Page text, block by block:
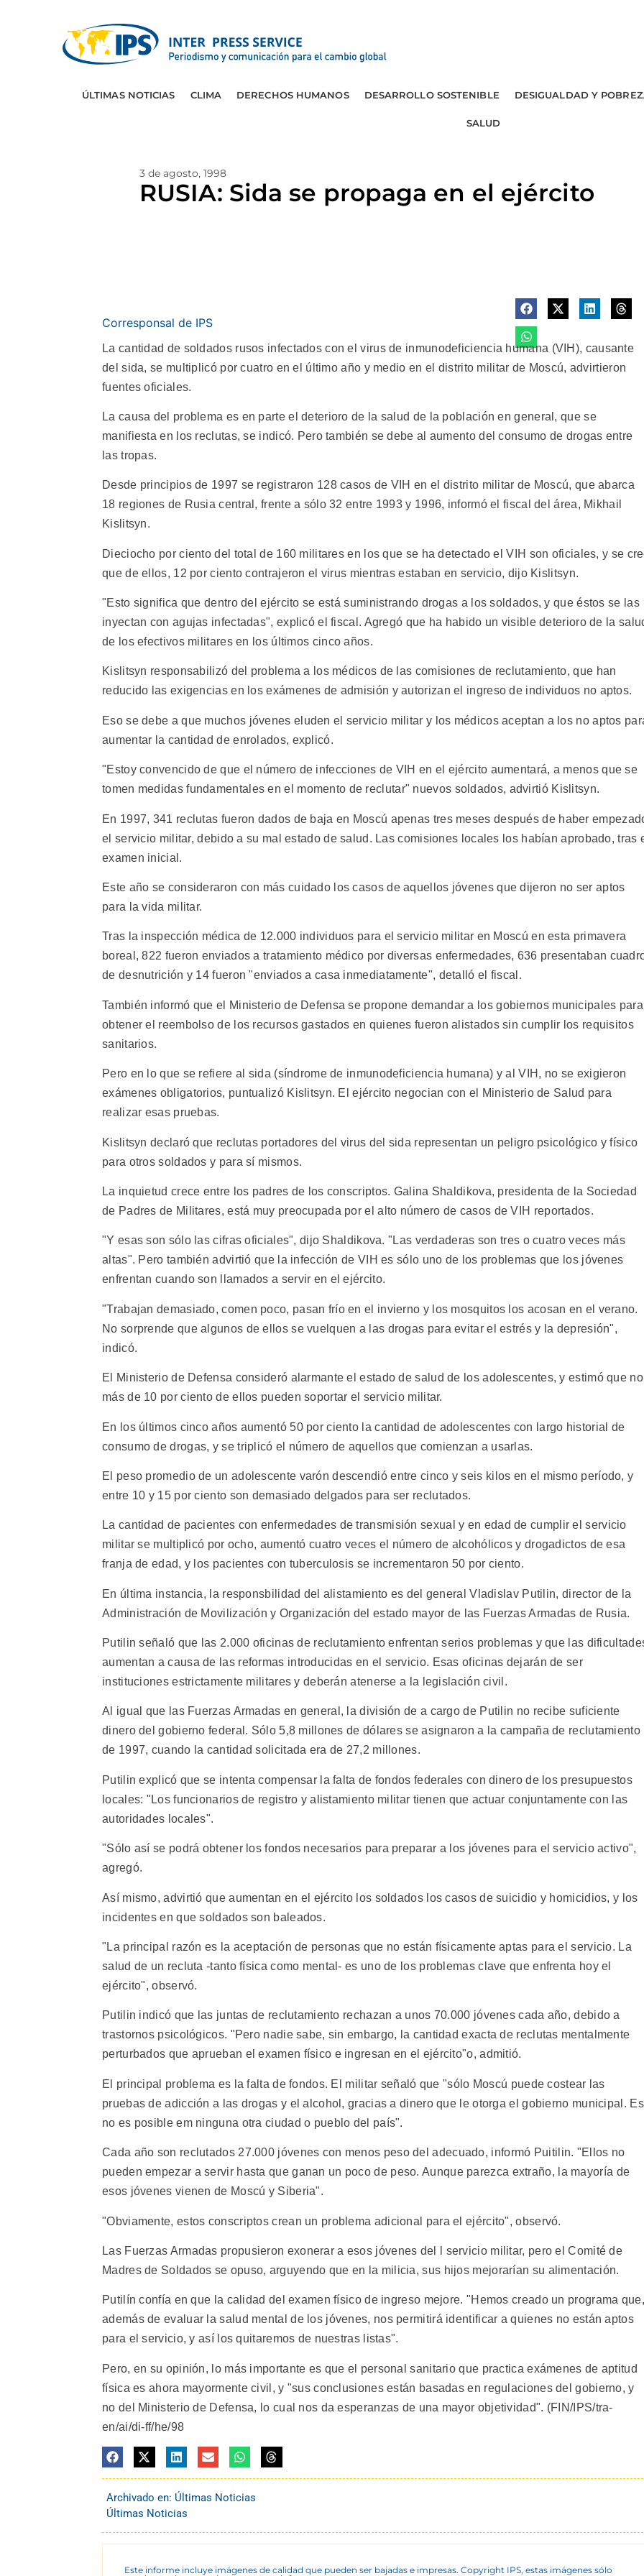
ÚLTIMAS NOTICIAS CLIMA DERECHOS HUMANOS DESARROLLO SOSTENIBLE DESIGUALDAD Y
SALUD
3 de agosto, 1998
RUSIA: Sida se propaga en el ejército
Corresponsal de IPS
La cantidad de soldados rusos infectados con el virus de inmunodeficiencia humana (VIH), causante
del sida, se multiplicó por cuatro en el último año y medio en el distrito militar de Moscú, advirtieron
fuentes oficiales.
La causa del problema es en parte el deterioro de la salud de la población en general, que se
manifiesta en los reclutas, se indicó. Pero también se debe al aumento del consumo de drogas entre
las tropas.
Desde principios de 1997 se registraron 128 casos de VIH en el distrito militar de Moscú, que abarca
18 regiones de Rusia central, frente a sólo 32 entre 1993 y 1996, informó el fiscal del área, Mikhail
Kislitsyn.
Dieciocho por ciento del total de 160 militares en los que se ha detectado el VIH son oficiales, y se
que de ellos, 12 por ciento contrajeron el virus mientras estaban en servicio, dijo Kislitsyn.
"Esto significa que dentro del ejército se está suministrando drogas a los soldados, y que éstos se las
inyectan con agujas infectadas", explicó el fiscal. Agregó que ha habido un visible deterioro de la
de los efectivos militares en los últimos cinco años.
Kislitsyn responsabilizó del problema a los médicos de las comisiones de reclutamiento, que han
reducido las exigencias en los exámenes de admisión y autorizan el ingreso de individuos no aptos.
Eso se debe a que muchos jóvenes eluden el servicio militar y los médicos aceptan a los no aptos
aumentar la cantidad de enrolados, explicó.
"Estoy convencido de que el número de infecciones de VIH en el ejército aumentará, a menos que se
tomen medidas fundamentales en el momento de reclutar" nuevos soldados, advirtió Kislitsyn.
En 1997, 341 reclutas fueron dados de baja en Moscú apenas tres meses después de haber
el servicio militar, debido a su mal estado de salud. Las comisiones locales los habían aprobado, tras
examen inicial.
Este año se consideraron con más cuidado los casos de aquellos jóvenes que dijeron no ser aptos
para la vida militar.
Tras la inspección médica de 12.000 individuos para el servicio militar en Moscú en esta primavera
boreal, 822 fueron enviados a tratamiento médico por diversas enfermedades, 636 presentaban
de desnutrición y 14 fueron "enviados a casa inmediatamente", detalló el fiscal.
También informó que el Ministerio de Defensa se propone demandar a los gobiernos municipales para
obtener el reembolso de los recursos gastados en quienes fueron alistados sin cumplir los requisitos
sanitarios.
Pero en lo que se refiere al sida (síndrome de inmunodeficiencia humana) y al VIH, no se exigieron
exámenes obligatorios, puntualizó Kislitsyn. El ejército negocian con el Ministerio de Salud para
realizar esas pruebas.
Kislitsyn declaró que reclutas portadores del virus del sida representan un peligro psicológico y físico
para otros soldados y para sí mismos.
La inquietud crece entre los padres de los conscriptos. Galina Shaldikova, presidenta de la Sociedad
de Padres de Militares, está muy preocupada por el alto número de casos de VIH reportados.
"Y esas son sólo las cifras oficiales", dijo Shaldikova. "Las verdaderas son tres o cuatro veces más
altas". Pero también advirtió que la infección de VIH es sólo uno de los problemas que los jóvenes
enfrentan cuando son llamados a servir en el ejército.
"Trabajan demasiado, comen poco, pasan frío en el invierno y los mosquitos los acosan en el verano.
No sorprende que algunos de ellos se vuelquen a las drogas para evitar el estrés y la depresión",
indicó.
El Ministerio de Defensa consideró alarmante el estado de salud de los adolescentes, y estimó que no
más de 10 por ciento de ellos pueden soportar el servicio militar.
En los últimos cinco años aumentó 50 por ciento la cantidad de adolescentes con largo historial de
consumo de drogas, y se triplicó el número de aquellos que comienzan a usarlas.
El peso promedio de un adolescente varón descendió entre cinco y seis kilos en el mismo período, y
entre 10 y 15 por ciento son demasiado delgados para ser reclutados.
La cantidad de pacientes con enfermedades de transmisión sexual y en edad de cumplir el servicio
militar se multiplicó por ocho, aumentó cuatro veces el número de alcohólicos y drogadictos de esa
franja de edad, y los pacientes con tuberculosis se incrementaron 50 por ciento.
En última instancia, la responsbilidad del alistamiento es del general Vladislav Putilin, director de la
Administración de Movilización y Organización del estado mayor de las Fuerzas Armadas de Rusia.
Putilin señaló que las 2.000 oficinas de reclutamiento enfrentan serios problemas y que las
aumentan a causa de las reformas introducidas en el servicio. Esas oficinas dejarán de ser
instituciones estrictamente militares y deberán atenerse a la legislación civil.
Al igual que las Fuerzas Armadas en general, la división de a cargo de Putilin no recibe suficiente
dinero del gobierno federal. Sólo 5,8 millones de dólares se asignaron a la campaña de reclutamiento
de 1997, cuando la cantidad solicitada era de 27,2 millones.
Putilin explicó que se intenta compensar la falta de fondos federales con dinero de los presupuestos
locales: "Los funcionarios de registro y alistamiento militar tienen que actuar conjuntamente con las
autoridades locales".
"Sólo así se podrá obtener los fondos necesarios para preparar a los jóvenes para el servicio activo",
agregó.
Así mismo, advirtió que aumentan en el ejército los soldados los casos de suicidio y homicidios, y los
incidentes en que soldados son baleados.
"La principal razón es la aceptación de personas que no están físicamente aptas para el servicio. La
salud de un recluta -tanto física como mental- es uno de los problemas clave que enfrenta hoy el
ejército", observó.
Putilin indicó que las juntas de reclutamiento rechazan a unos 70.000 jóvenes cada año, debido a
trastornos psicológicos. "Pero nadie sabe, sin embargo, la cantidad exacta de reclutas mentalmente
perturbados que aprueban el examen físico e ingresan en el ejército"o, admitió.
El principal problema es la falta de fondos. El militar señaló que "sólo Moscú puede costear las
pruebas de adicción a las drogas y el alcohol, gracias a dinero que le otorga el gobierno municipal.
no es posible em ninguna otra ciudad o pueblo del país".
Cada año son reclutados 27.000 jóvenes con menos peso del adecuado, informó Puitilin. "Ellos no
pueden empezar a servir hasta que ganan un poco de peso. Aunque parezca extraño, la mayoría de
esos jóvenes vienen de Moscú y Siberia".
"Obviamente, estos conscriptos crean un problema adicional para el ejército", observó.
Las Fuerzas Armadas propusieron exonerar a esos jóvenes del l servicio militar, pero el Comité de
Madres de Soldados se opuso, arguyendo que en la milicia, sus hijos mejorarían su alimentación.
Putilín confía en que la calidad del examen físico de ingreso mejore. "Hemos creado un programa que,
además de evaluar la salud mental de los jóvenes, nos permitirá identificar a quienes no están aptos
para el servicio, y así los quitaremos de nuestras listas".
Pero, en su opinión, lo más importante es que el personal sanitario que practica exámenes de aptitud
física es ahora mayormente civil, y "sus conclusiones están basadas en regulaciones del gobierno, y
no del Ministerio de Defensa, lo cual nos da esperanzas de una mayor objetividad". (FIN/IPS/tra-
en/ai/di-ff/he/98
Archivado en: Últimas Noticias
Últimas Noticias
Este informe incluye imágenes de calidad que pueden ser bajadas e impresas. Copyright IPS, estas imágenes sólo